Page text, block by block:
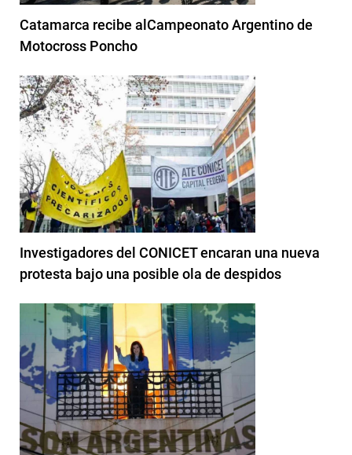
Catamarca recibe alCampeonato Argentino de
Motocross Poncho
Investigadores del CONICET encaran una nueva
protesta bajo una posible ola de despidos